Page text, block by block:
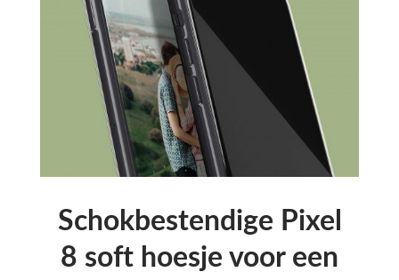
Schokbestendige Pixel
8 soft hoesje voor een